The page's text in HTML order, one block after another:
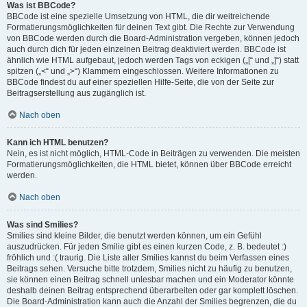
Was ist BBCode?
BBCode ist eine spezielle Umsetzung von HTML, die dir weitreichende
Formatierungsmöglichkeiten für deinen Text gibt. Die Rechte zur Verwendung
von BBCode werden durch die Board-Administration vergeben, können jedoch
auch durch dich für jeden einzelnen Beitrag deaktiviert werden. BBCode ist
ähnlich wie HTML aufgebaut, jedoch werden Tags von eckigen („[“ und „]“) statt
spitzen („<“ und „>“) Klammern eingeschlossen. Weitere Informationen zu
BBCode findest du auf einer speziellen Hilfe-Seite, die von der Seite zur
Beitragserstellung aus zugänglich ist.
Nach oben
Kann ich HTML benutzen?
Nein, es ist nicht möglich, HTML-Code in Beiträgen zu verwenden. Die meisten
Formatierungsmöglichkeiten, die HTML bietet, können über BBCode erreicht
werden.
Nach oben
Was sind Smilies?
Smilies sind kleine Bilder, die benutzt werden können, um ein Gefühl
auszudrücken. Für jeden Smilie gibt es einen kurzen Code, z. B. bedeutet :)
fröhlich und :( traurig. Die Liste aller Smilies kannst du beim Verfassen eines
Beitrags sehen. Versuche bitte trotzdem, Smilies nicht zu häufig zu benutzen,
sie können einen Beitrag schnell unlesbar machen und ein Moderator könnte
deshalb deinen Beitrag entsprechend überarbeiten oder gar komplett löschen.
Die Board-Administration kann auch die Anzahl der Smilies begrenzen, die du